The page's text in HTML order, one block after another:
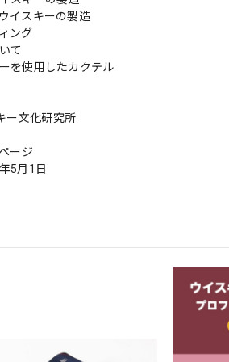
イスキーの製造
ング
て
を使用したカクテル
文化研究所
ージ
5月1日